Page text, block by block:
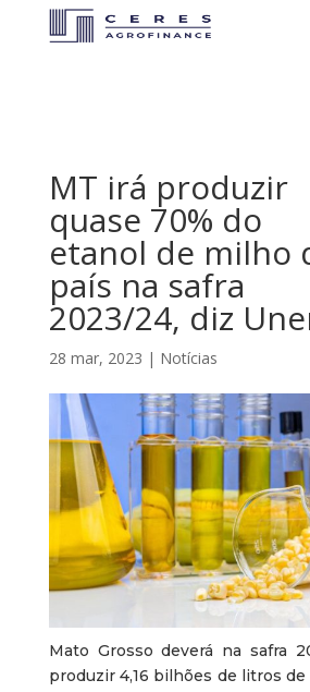
MT irá produzir
quase 70% do
etanol de milho
país na safra
2023/24, diz
28 mar, 2023 | Notícias
Mato Grosso deverá na safra
produzir 4,16 bilhões de litros